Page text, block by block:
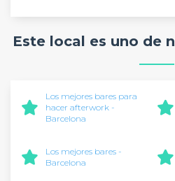
Este local es uno de
Los mejores bares para
hacer afterwork -
Barcelona
Los mejores bares -
Barcelona